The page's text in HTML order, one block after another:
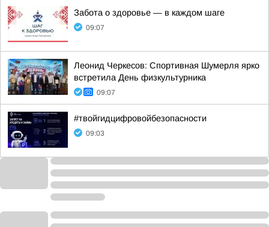
Забота о здоровье — в каждом шаге
09:07
Леонид Черкесов: Спортивная Шумерля ярко
встретила День физкультурника
09:07
#твойгидцифровойбезопасности
09:03